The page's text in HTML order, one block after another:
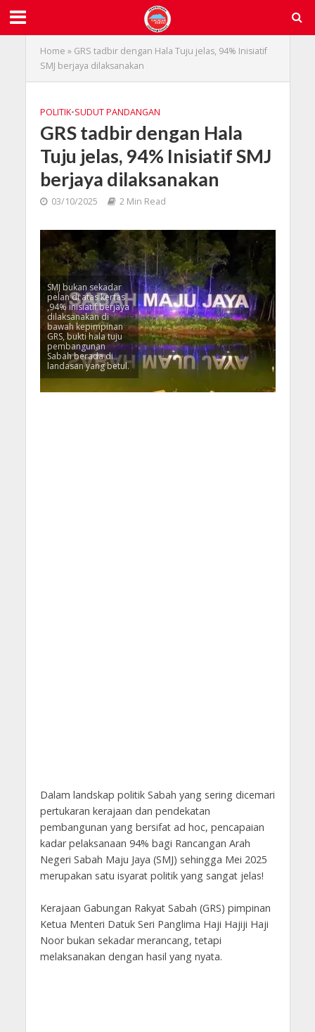
Home » GRS tadbir dengan Hala Tuju jelas, 94% Inisiatif
SMJ berjaya dilaksanakan
POLITIK•SUDUT PANDANGAN
GRS tadbir dengan Hala
Tuju jelas, 94% Inisiatif SMJ
berjaya dilaksanakan
03/10/2025 2 Min Read
SMJ bukan sekadar
pelan di atas kertas
,94% inisiatif berjaya
dilaksanakan di
bawah kepimpinan
GRS, bukti hala tuju
pembangunan
Sabah berada di
landasan yang betul.
Dalam landskap politik Sabah yang sering dicemari
pertukaran kerajaan dan pendekatan
pembangunan yang bersifat ad hoc, pencapaian
kadar pelaksanaan 94% bagi Rancangan Arah
Negeri Sabah Maju Jaya (SMJ) sehingga Mei 2025
merupakan satu isyarat politik yang sangat jelas!
Kerajaan Gabungan Rakyat Sabah (GRS) pimpinan
Ketua Menteri Datuk Seri Panglima Haji Hajiji Haji
Noor bukan sekadar merancang, tetapi
melaksanakan dengan hasil yang nyata.